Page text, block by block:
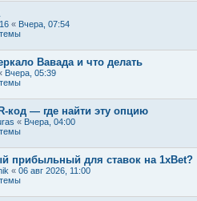
« Вчера, 07:54
Вавада и что делать
Вчера, 05:39
код — где найти эту опцию
« Вчера, 04:00
прибыльный для ставок на 1xBet?
« 06 авг 2026, 11:00